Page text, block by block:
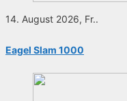
14. August 2026, Fr..
Eagel Slam 1000